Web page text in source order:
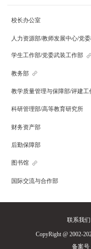
校长办公室
人力资源部/教师发展中心/党
学生工作部/党委武装工作部
教务部
教学质量管理与保障部/评建工
科研管理部/高等教育研究所
财务资产部
后勤保障部
图书馆
国际交流与合作部
联系我们
CopyRight @ 2002-
备案号